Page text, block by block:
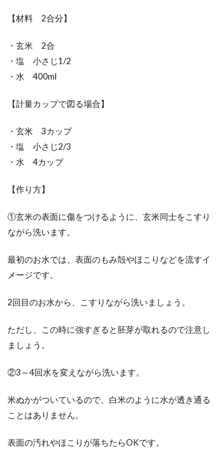
【材料 2合分】
・玄米 2合
・塩 小さじ1/2
・水 400ml
【計量カップで図る場合】
・玄米 3カップ
・塩 小さじ2/3
・水 4カップ
【作り方】
①玄米の表面に傷をつけるように、玄米同士をこすり
ながら洗います。
最初のお水では、表面のもみ殻やほこりなどを流すイ
メージです。
2回目のお水から、こすりながら洗いましょう。
ただし、この時に強すぎると胚芽が取れるので注意し
ましょう。
②3～4回水を変えながら洗います。
米ぬかがついているので、白米のように水が透き通る
ことはありません。
表面の汚れやほこりが落ちたらOKです。